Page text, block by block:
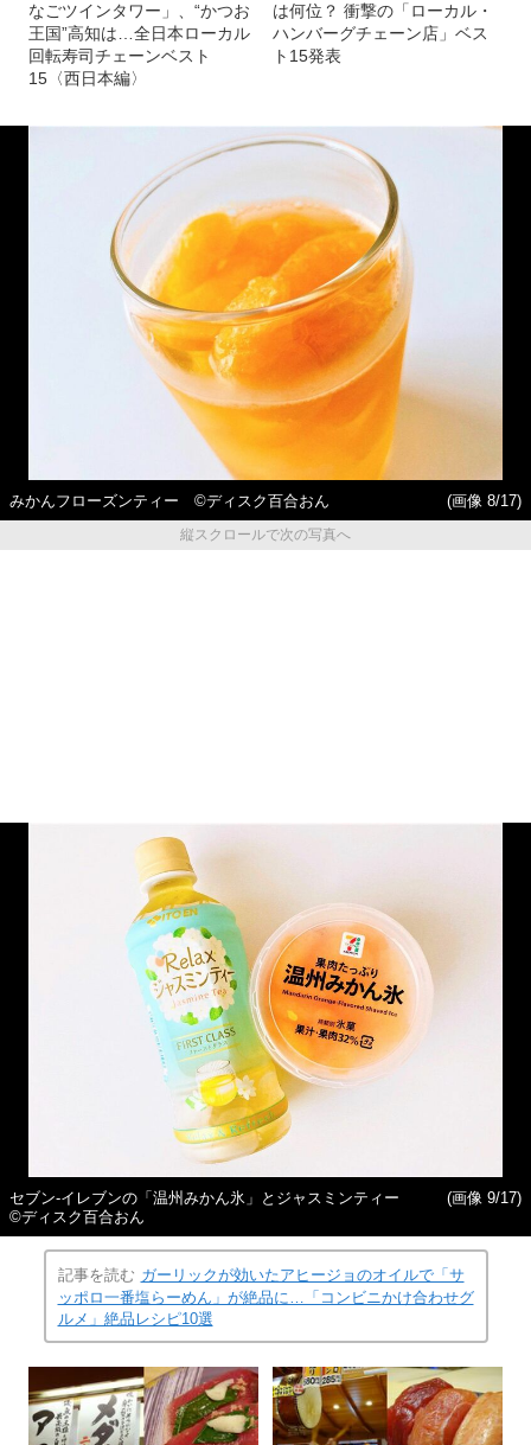
なごツインタワー」、“かつお
王国”高知は…全日本ローカル
回転寿司チェーンベスト
15〈西日本編〉
は何位？ 衝撃の「ローカル・
ハンバーグチェーン店」ベス
ト15発表
みかんフローズンティー ©ディスク百合おん
(画像 8/17)
縦スクロールで次の写真へ
セブン‐イレブンの「温州みかん氷」とジャスミンティー
©ディスク百合おん
(画像 9/17)
記事を読む ガーリックが効いたアヒージョのオイルで「サ
ッポロ一番塩らーめん」が絶品に…「コンビニかけ合わせグ
ルメ」絶品レシピ10選